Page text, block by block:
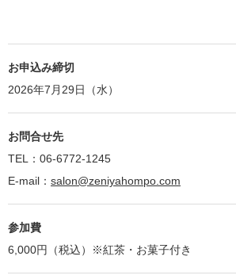
お申込み締切
2026年7月29日（水）
お問合せ先
TEL：06-6772-1245
E-mail： salon@zeniyahompo.com
参加費
6,000円（税込）※紅茶・お菓子付き